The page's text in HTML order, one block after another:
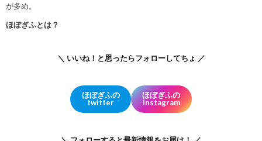
が多め。
ほぼぎふとは？
＼ いいね！と思ったらフォローしてちょ ／
ほぼぎふの
twitter
ほぼぎふの
Instagram